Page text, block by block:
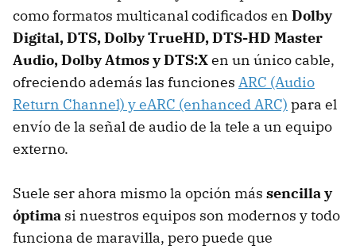
como formatos multicanal codificados en Dolby
Digital, DTS, Dolby TrueHD, DTS-HD Master
Audio, Dolby Atmos y DTS:Xen un único cable,
ofreciendo además las funciones ARC (Audio
Return Channel) y eARC (enhanced ARC) para el
envío de la señal de audio de la tele a un equipo
externo.
Suele ser ahora mismo la opción más sencilla y
óptima si nuestros equipos son modernos y todo
funciona de maravilla, pero puede que